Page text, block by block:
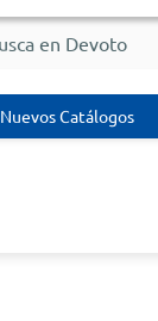
Nuevos Catálogos